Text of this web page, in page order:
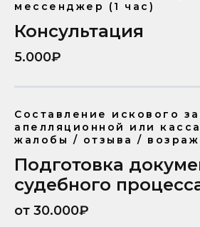
мессенджер (1 час)
Консультация
5.000₽
Составление искового
апелляционной или
жалобы / отзыва /
Подготовка
судебного
от 30.000₽